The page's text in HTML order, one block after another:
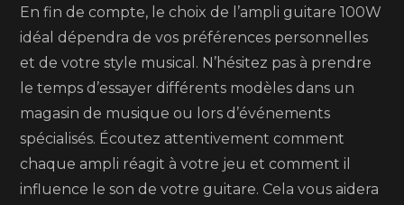
En fin de compte, le choix de l’ampli guitare 100W
idéal dépendra de vos préférences personnelles
et de votre style musical. N’hésitez pas à prendre
le temps d’essayer différents modèles dans un
magasin de musique ou lors d’événements
spécialisés. Écoutez attentivement comment
chaque ampli réagit à votre jeu et comment il
influence le son de votre guitare. Cela vous aidera